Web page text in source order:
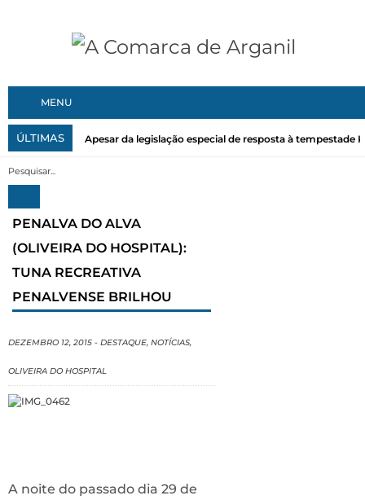
MENU
ÚLTIMAS Apesar da legislação especial de resposta à tempestade
PENALVA DO ALVA
(OLIVEIRA DO HOSPITAL):
TUNA RECREATIVA
PENALVENSE BRILHOU
DEZEMBRO 12, 2015 - DESTAQUE, NOTÍCIAS,
OLIVEIRA DO HOSPITAL
A noite do passado dia 29 de